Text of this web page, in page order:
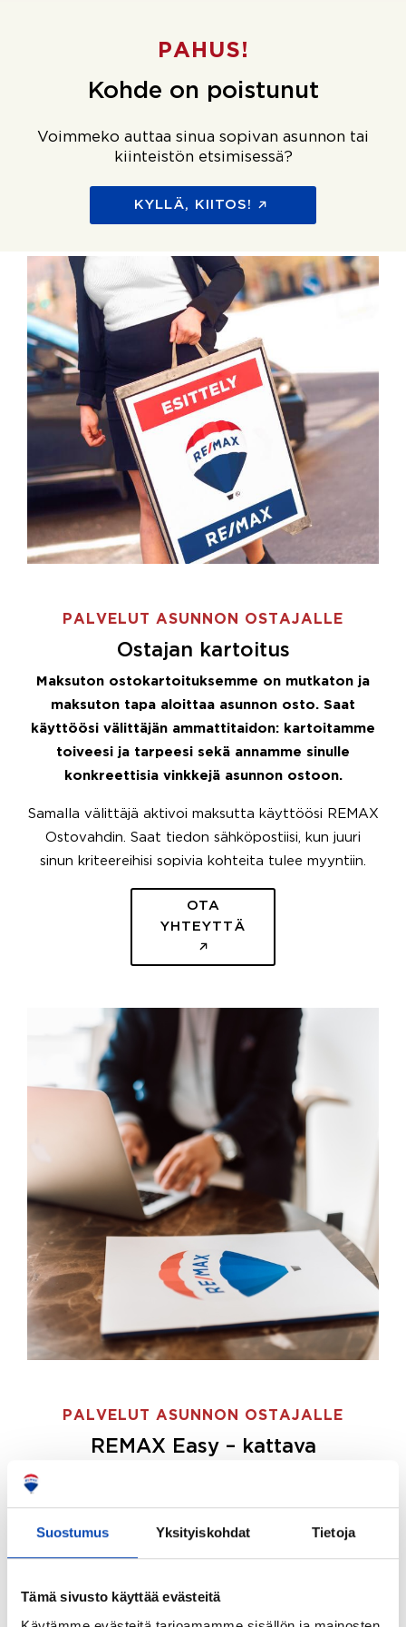
Suostumus Yksityiskohdat Tietoja
Tämä sivusto käyttää evästeitä
PAHUS!
Kohde on poistunut
Voimmeko auttaa sinua sopivan asunnon tai
kiinteistön etsimisessä?
KYLLÄ, KIITOS!
PALVELUT ASUNNON OSTAJALLE
Ostajan kartoitus
Maksuton ostokartoituksemme on mutkaton ja
maksuton tapa aloittaa asunnon osto. Saat
käyttöösi välittäjän ammattitaidon: kartoitamme
toiveesi ja tarpeesi sekä annamme sinulle
konkreettisia vinkkejä asunnon ostoon.
Samalla välittäjä aktivoi maksutta käyttöösi REMAX
Ostovahdin. Saat tiedon sähköpostiisi, kun juuri
sinun kriteereihisi sopivia kohteita tulee myyntiin.
OTA
YHTEYTTÄ
PALVELUT ASUNNON OSTAJALLE
REMAX Easy – kattava
ostajille.
Tee ostotoimeksianto ja etsimme juuri